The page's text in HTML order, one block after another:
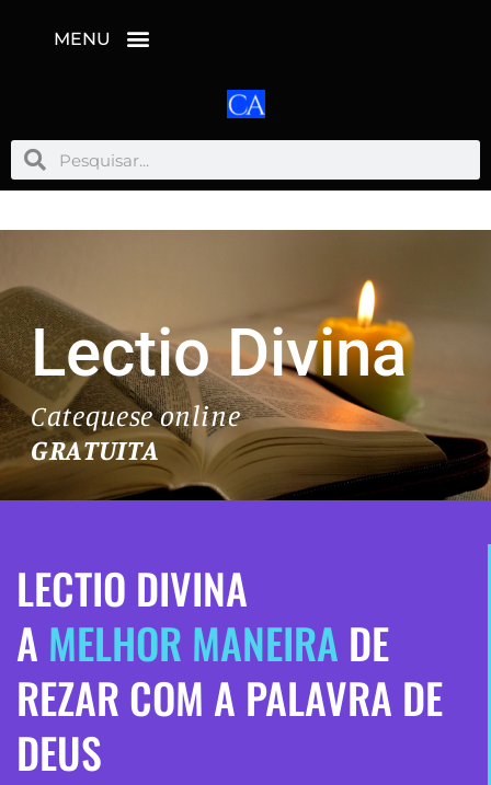
MENU
PesquisarPesquisar
Lectio Divina
Catequese online
GRATUITA
LECTIO DIVINA
A MELHOR MANEIRA DE
REZAR COM A PALAVRA DE
DEUS